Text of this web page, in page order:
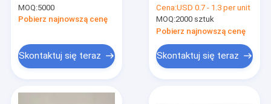
naszyjnik
MOQ:5000
Pobierz najnowszą cenę
Skontaktuj się teraz
Macaron Box
Wodoodporny
Cena:USD 0.7 - 1.3 per unit
MOQ:2000 sztuk
Pobierz najnowszą cenę
Skontaktuj się teraz